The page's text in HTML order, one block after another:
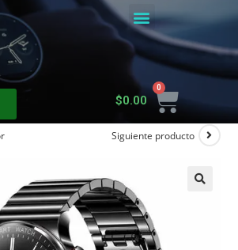
$0.00
Siguiente producto